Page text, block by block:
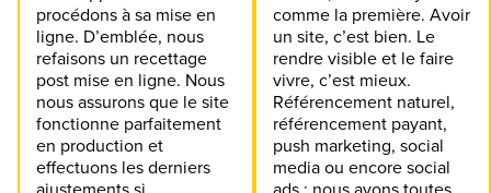
procédons à sa mise en
ligne. D’emblée, nous
refaisons un recettage
post mise en ligne. Nous
nous assurons que le site
fonctionne parfaitement
en production et
effectuons les derniers
comme la première. Avoir
un site, c’est bien. Le
rendre visible et le faire
vivre, c’est mieux.
Référencement naturel,
référencement payant,
push marketing, social
media ou encore social